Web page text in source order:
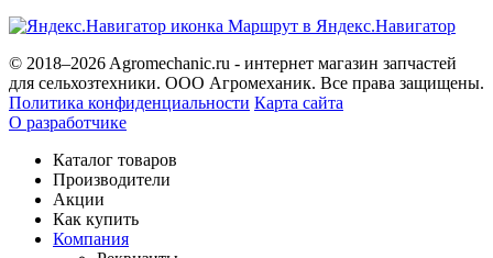
Маршрут в Яндекс.Навигатор
© 2018–2026 Agromechanic.ru - интернет магазин запчастей
для сельхозтехники. ООО Агромеханик. Все права защищены.
Политика конфиденциальности Карта сайта
О разработчике
Каталог товаров
Производители
Акции
Как купить
Компания